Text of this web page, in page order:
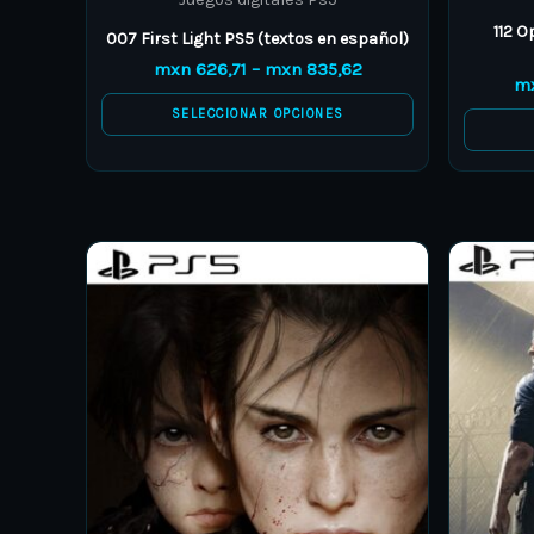
007 First Light PS5 (textos en español)
mxn626,71 – mxn835,62
SELECCIONAR OPCIONES
page
112
mxn 793,84
through
mxn 960,96
product
has
multiple
variants.
The
options
may
be